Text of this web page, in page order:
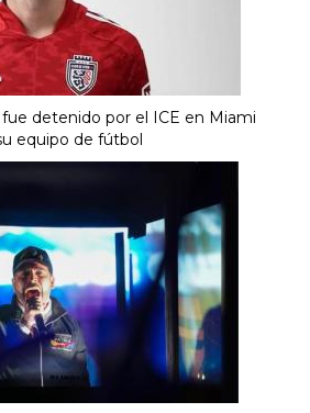
detenido por el ICE en Miami
equipo de fútbol